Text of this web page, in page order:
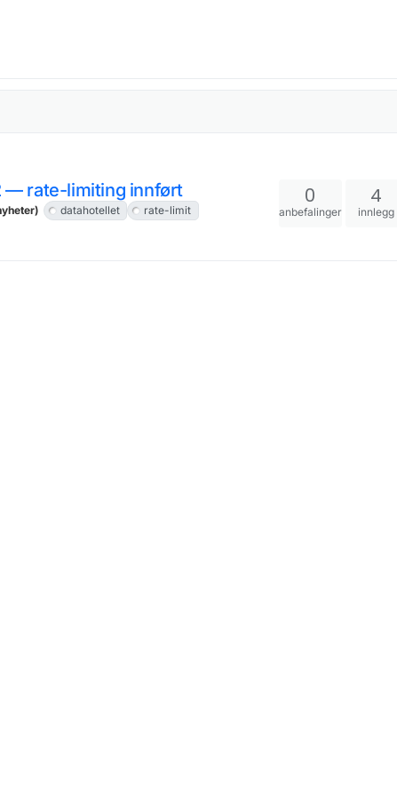
— rate-limiting innført
datahotellet
rate-limit
0
anbefalinger
4
innlegg